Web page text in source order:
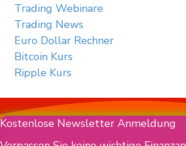
Trading Webinare
Trading News
Euro Dollar Rechner
Bitcoin Kurs
Ripple Kurs
Kostenlose Newsletter Anmeldung